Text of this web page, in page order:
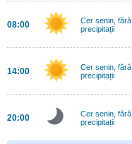
08:00
Cer senin, fără
precipitații
14:00
Cer senin, fără
precipitații
20:00
Cer senin, fără
precipitații